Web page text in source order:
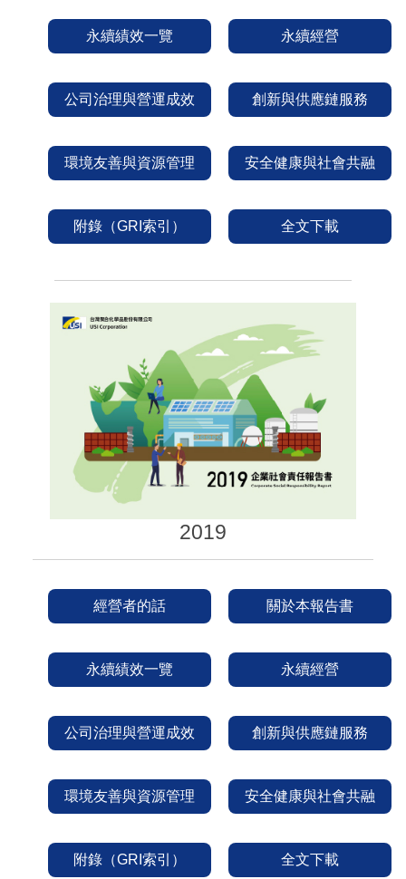
永續績效一覽 永續經營
公司治理與營運成效 創新與供應鏈服務
環境友善與資源管理 安全健康與社會共融
附錄（GRI索引） 全文下載
2019
經營者的話 關於本報告書
永續績效一覽 永續經營
公司治理與營運成效 創新與供應鏈服務
環境友善與資源管理 安全健康與社會共融
附錄（GRI索引） 全文下載